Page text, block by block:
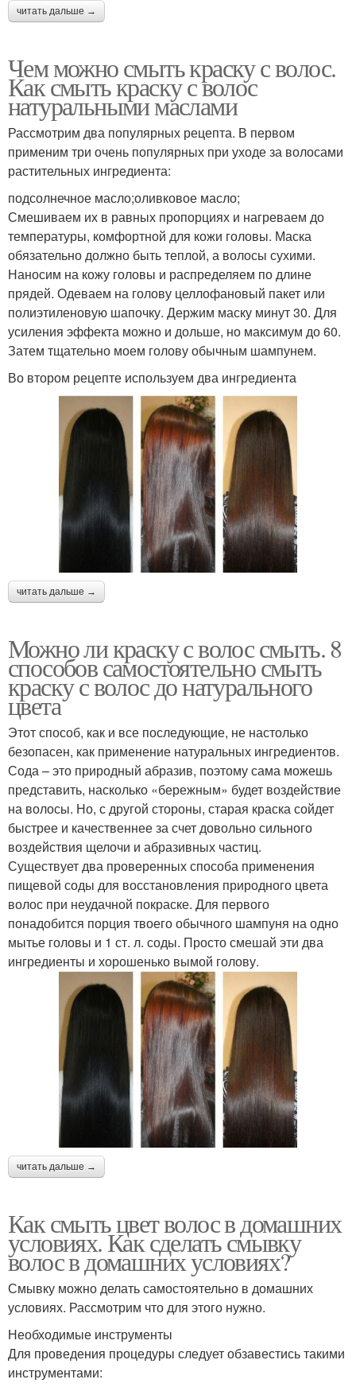
читать дальше →
Чем можно смыть краску с волос.
Как смыть краску с волос
натуральными маслами
Рассмотрим два популярных рецепта. В первом
применим три очень популярных при уходе за волосами
растительных ингредиента:
подсолнечное масло;оливковое масло;
Смешиваем их в равных пропорциях и нагреваем до
температуры, комфортной для кожи головы. Маска
обязательно должно быть теплой, а волосы сухими.
Наносим на кожу головы и распределяем по длине
прядей. Одеваем на голову целлофановый пакет или
полиэтиленовую шапочку. Держим маску минут 30. Для
усиления эффекта можно и дольше, но максимум до 60.
Затем тщательно моем голову обычным шампунем.
Во втором рецепте используем два ингредиента
читать дальше →
Можно ли краску с волос смыть. 8
способов самостоятельно смыть
краску с волос до натурального
цвета
Этот способ, как и все последующие, не настолько
безопасен, как применение натуральных ингредиентов.
Сода – это природный абразив, поэтому сама можешь
представить, насколько «бережным» будет воздействие
на волосы. Но, с другой стороны, старая краска сойдет
быстрее и качественнее за счет довольно сильного
воздействия щелочи и абразивных частиц.
Существует два проверенных способа применения
пищевой соды для восстановления природного цвета
волос при неудачной покраске. Для первого
понадобится порция твоего обычного шампуня на одно
мытье головы и 1 ст. л. соды. Просто смешай эти два
ингредиенты и хорошенько вымой голову.
читать дальше →
Как смыть цвет волос в домашних
условиях. Как сделать смывку
волос в домашних условиях?
Смывку можно делать самостоятельно в домашних
условиях. Рассмотрим что для этого нужно.
Необходимые инструменты
Для проведения процедуры следует обзавестись такими
инструментами: